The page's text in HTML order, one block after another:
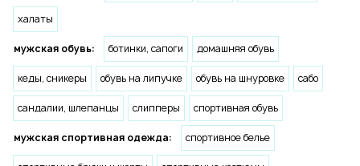
халаты
мужская обувь: ботинки, сапоги домашняя обувь
кеды, сникеры обувь на липучке обувь на шнуровке сабо
сандалии, шлепанцы слипперы спортивная обувь
мужская спортивная одежда: спортивное белье